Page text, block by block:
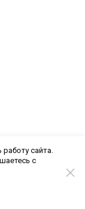
сайта.
с